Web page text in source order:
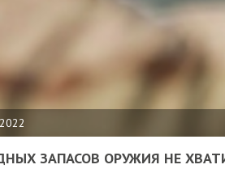
ЗАПАСОВ ОРУЖИЯ НЕ